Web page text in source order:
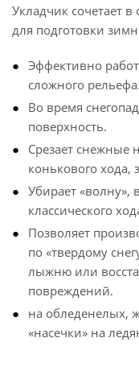
Укладчик сочетает
для подготовки
Эффективно
сложного рельефа.
Во время
поверхность.
Срезает снежные
конькового хода,
Убирает
классического
Позволяет
по «твердому
лыжню или
повреждений.
на обледенелых,
«насечки» на